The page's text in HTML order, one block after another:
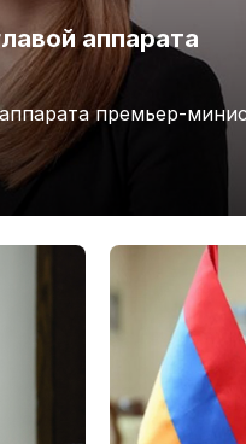
аппарата
премьер-